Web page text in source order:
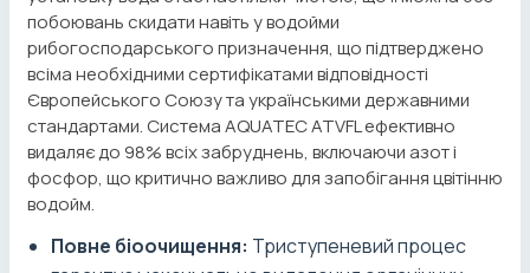
побоювань скидати навіть у водойми
рибогосподарського призначення, що підтверджено
всіма необхідними сертифікатами відповідності
Європейського Союзу та українськими державними
стандартами. Система AQUATEC ATVFL ефективно
видаляє до 98% всіх забруднень, включаючи азот і
фосфор, що критично важливо для запобігання цвітінню
водойм.
Повне біоочищення: Триступеневий процес